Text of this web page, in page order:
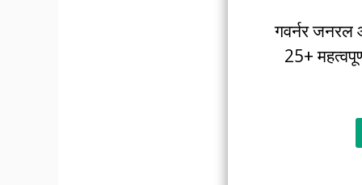
गवर्नर जनरल
25+